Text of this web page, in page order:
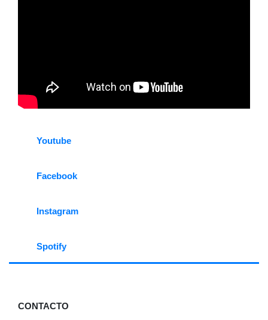
Youtube
Facebook
Instagram
Spotify
CONTACTO